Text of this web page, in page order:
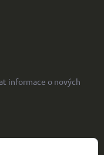
informace o nových